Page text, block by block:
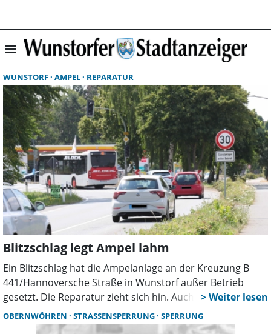
menu
WUNSTORF AMPEL REPARATUR
Blitzschlag legt Ampel lahm
Ein Blitzschlag hat die Ampelanlage an der Kreuzung B
441/Hannoversche Straße in Wunstorf außer Betrieb
gesetzt. Die Reparatur zieht sich hin. Auch an weiteren
Kreuzungen gibt es Störungen, die Behörden arbeiten an
Lösungen.
OBERNWÖHREN STRASSENSPERRUNG SPERRUNG